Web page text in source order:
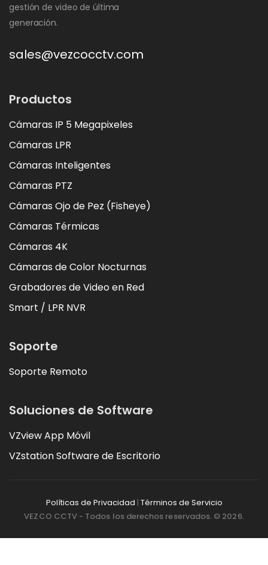
gestión de video de última
generación.
sales@vezcocctv.com
Productos
Cámaras IP 5 Megapixeles
Cámaras LPR
Cámaras Inteligentes
Cámaras PTZ
Cámaras Ojo de Pez (Fisheye)
Cámaras Térmicas
Cámaras 4K
Cámaras de Color Nocturnas
Grabadores de Video en Red
Smart / LPR NVR
Soporte
Soporte Remoto
Soluciones de Software
VZview App Móvil
VZstation Software de Escritorio
Políticas de Privacidad | Términos de Servicio
VEZCO CCTV - Todos los derechos reservados. © 2026.